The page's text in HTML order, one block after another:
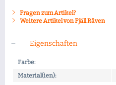
Fragen zum Artikel?
Weitere Artikel von Fjäll Räven
Eigenschaften
Farbe:
Material(ien):